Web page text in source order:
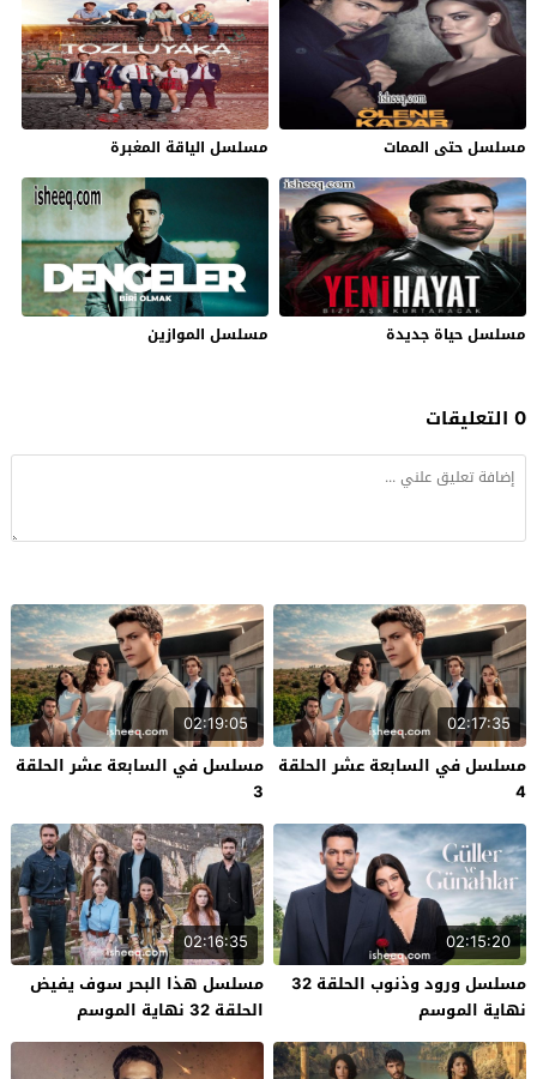
مسلسل حتى الممات مسلسل الياقة المغبرة
مسلسل حياة جديدة مسلسل الموازين
0 التعليقات
02:17:35
مسلسل في السابعة عشر الحلقة
4
02:19:05
مسلسل في السابعة عشر الحلقة
3
02:15:20
مسلسل ورود وذنوب الحلقة 32
نهاية الموسم
02:16:35
مسلسل هذا البحر سوف يفيض
الحلقة 32 نهاية الموسم